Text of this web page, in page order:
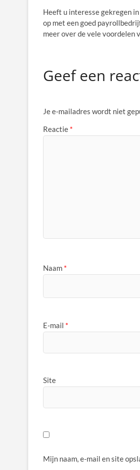
Heeft u interesse gekregen
op met een goed
meer over de vele voordelen
Geef een
Je e-mailadres wordt niet
Reactie *
Naam *
E-mail *
Site
Mijn naam, e-mail en site